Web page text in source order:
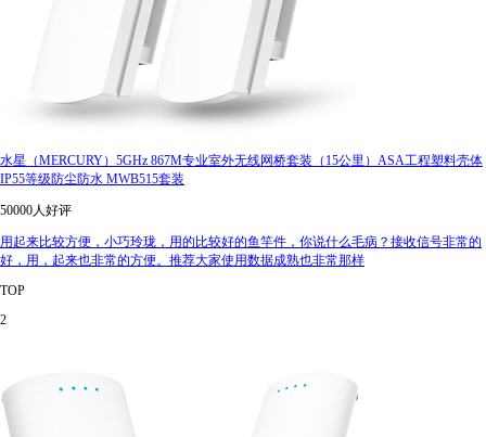
水星（MERCURY）5GHz 867M专业室外无线网桥套装（15公里）ASA工程塑料壳体
IP55等级防尘防水 MWB515套装
50000人好评
用起来比较方便，小巧玲珑，用的比较好的鱼竿件，你说什么毛病？接收信号非常的
好，用，起来也非常的方便。推荐大家使用数据成熟也非常那样
TOP
2